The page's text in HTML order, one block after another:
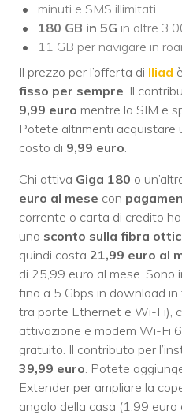
minuti e SMS illimitati
180 GB in 5G in oltre
11 GB per navigare in
Il prezzo per l’offerta di Iliad
fisso per sempre . Il
9,99 euro mentre la SIM e
Potete altrimenti acquistare
costo di 9,99 euro
Chi attiva Giga 180 o
euro al mese con
corrente o carta di credito
uno sconto sulla fibra
quindi costa 21,99 euro al
di 25,99 euro al mese. Sono
fino a 5 Gbps in download
tra porte Ethernet e Wi-Fi),
attivazione e modem Wi-Fi
gratuito. Il contributo per
39,99 euro . Potete
Extender per ampliare la
angolo della casa (1,99 euro